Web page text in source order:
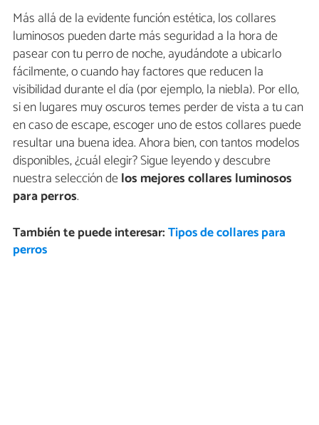
Más allá de la evidente función estética, los collares
luminosos pueden darte más seguridad a la hora de
pasear con tu perro de noche, ayudándote a ubicarlo
fácilmente, o cuando hay factores que reducen la
visibilidad durante el día (por ejemplo, la niebla). Por ello,
si en lugares muy oscuros temes perder de vista a tu can
en caso de escape, escoger uno de estos collares puede
resultar una buena idea. Ahora bien, con tantos modelos
disponibles, ¿cuál elegir? Sigue leyendo y descubre
nuestra selección delos mejores collares luminosos
para perros.
También te puede interesar:Tipos de collares para
perros